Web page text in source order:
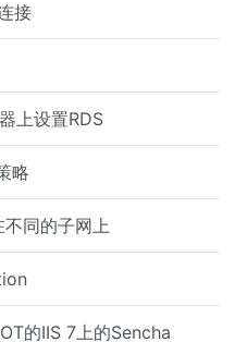
接
上设置RDS
略
同的子网上
的IIS 7上的Sencha